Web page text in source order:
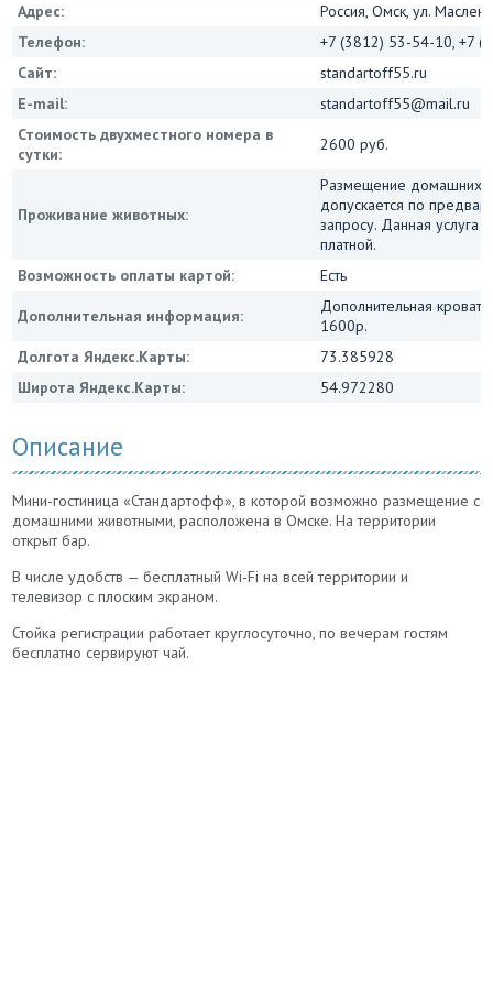
Адрес:
Россия, Омск, ул.
Телефон:
+7 (3812) 53-54-10, +7
Сайт:
standartoff55.ru
E-mail:
standartoff55@mail.ru
Стоимость двухместного номера в
сутки:
2600 руб.
Проживание животных:
Размещение домашних
допускается по
запросу. Данная услуга
платной.
Возможность оплаты картой:
Есть
Дополнительная информация:
Дополнительная
1600р.
Долгота Яндекс.Карты:
73.385928
Широта Яндекс.Карты:
54.972280
Описание
Мини-гостиница «Стандартофф», в которой возможно размещение с
домашними животными, расположена в Омске. На территории
открыт бар.
В числе удобств — бесплатный Wi-Fi на всей территории и
телевизор с плоским экраном.
Стойка регистрации работает круглосуточно, по вечерам гостям
бесплатно сервируют чай.